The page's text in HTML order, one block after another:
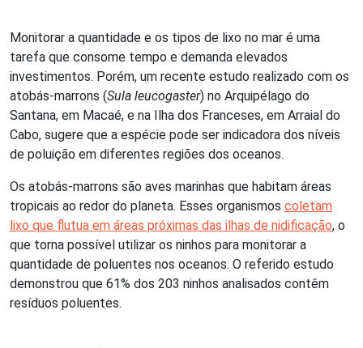
Monitorar a quantidade e os tipos de lixo no mar é uma
tarefa que consome tempo e demanda elevados
investimentos. Porém, um recente estudo realizado com os
atobás-marrons (Sula leucogaster) no Arquipélago do
Santana, em Macaé, e na Ilha dos Franceses, em Arraial do
Cabo, sugere que a espécie pode ser indicadora dos níveis
de poluição em diferentes regiões dos oceanos.
Os atobás-marrons são aves marinhas que habitam áreas
tropicais ao redor do planeta. Esses organismos coletam
lixo que flutua em áreas próximas das ilhas de nidificação, o
que torna possível utilizar os ninhos para monitorar a
quantidade de poluentes nos oceanos. O referido estudo
demonstrou que 61% dos 203 ninhos analisados contêm
resíduos poluentes.